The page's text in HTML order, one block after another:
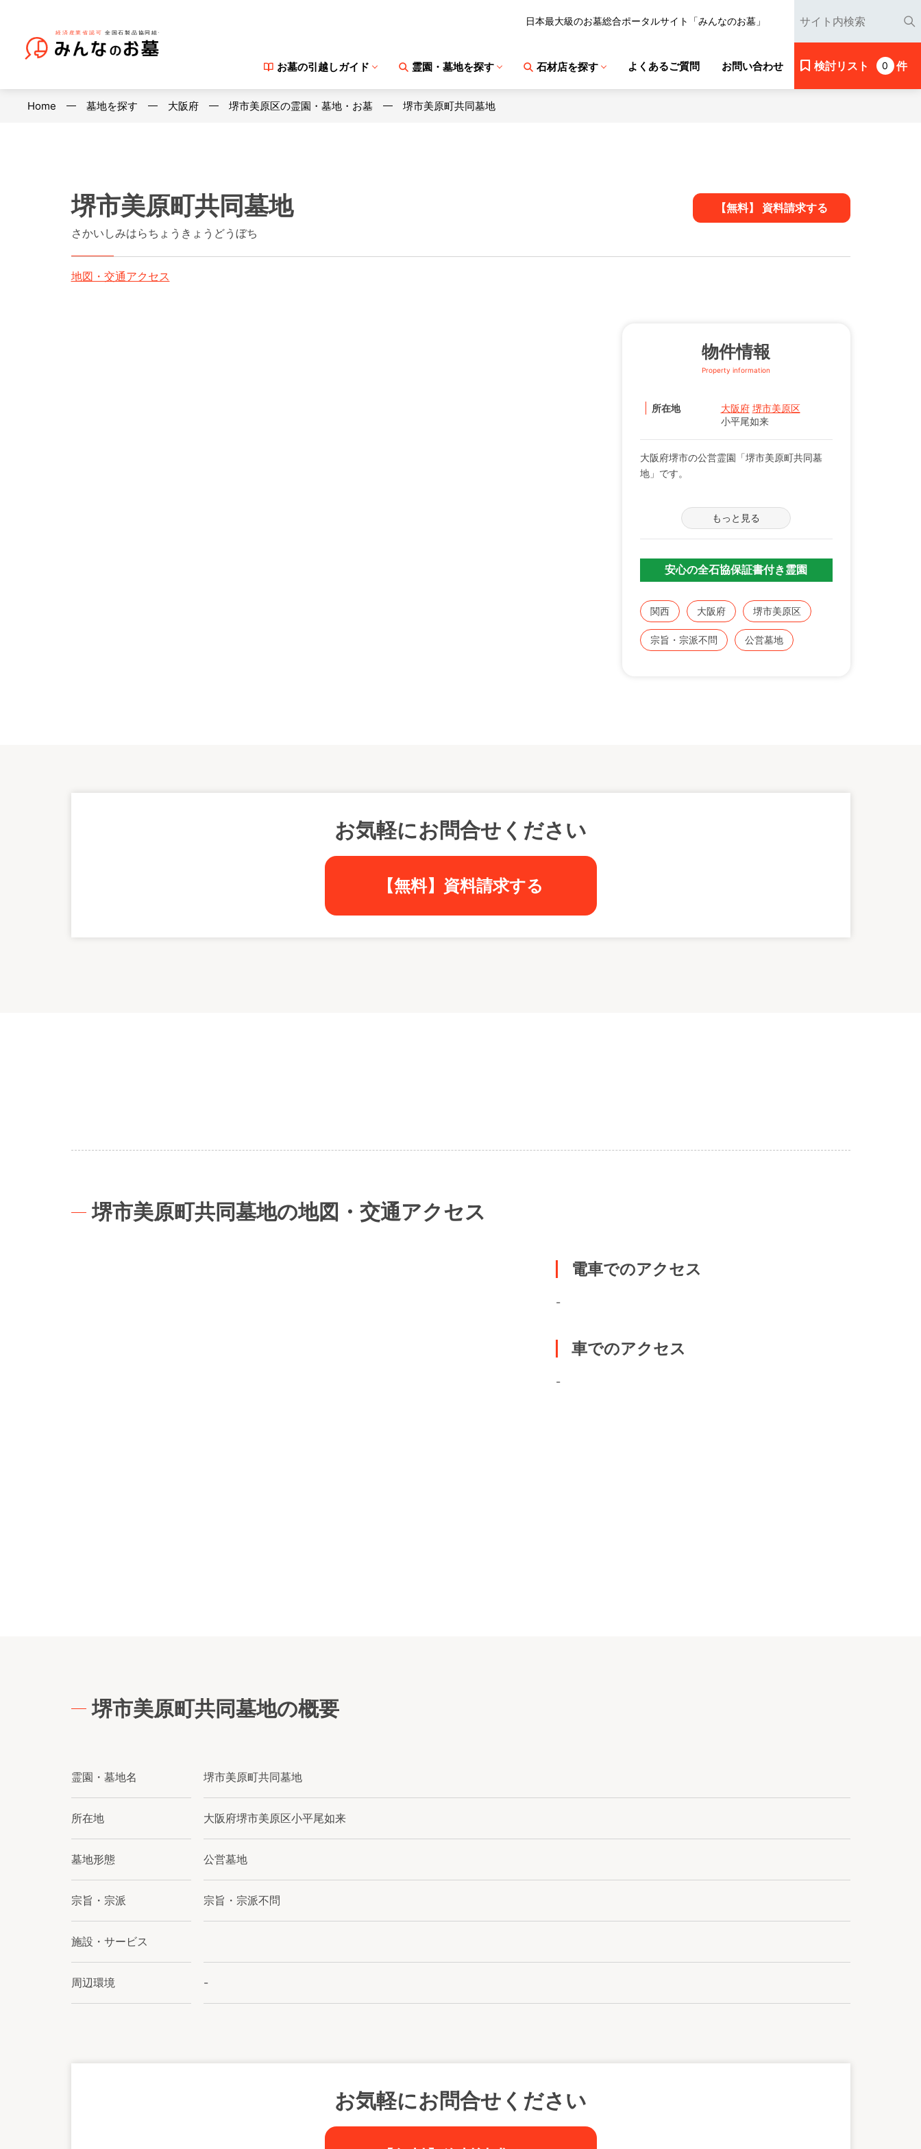
日本最大級のお墓総合ポータルサイト「みんなのお墓」
お墓の引越しガイド 霊園・墓地を探す 石材店を探す よくあるご質問 お問い合わせ 検討リスト 0 件
Home 墓地を探す 大阪府 堺市美原区の霊園・墓地・お墓 堺市美原町共同墓地
堺市美原町共同墓地
さかいしみはらちょうきょうどうぼち
【無料】 資料請求する
地図・交通アクセス
物件情報
Property information
所在地 大阪府 堺市美原区
小平尾如来
大阪府堺市の公営霊園「堺市美原町共同墓
地」です。
【募集の詳細について】
管轄の自治体窓口へお問い合わせください。
※募集は不定期で、申込に際する諸条件がご
既にこちらに区画をお持ちの方で、お持ちの
お墓を建てる、直す、引越すなどをご検討の
方は、専門のスタッフが無料でご相談をお受
けします。
もっと見る
安心の全石協保証書付き霊園
関西 大阪府 堺市美原区
宗旨・宗派不問 公営墓地
お気軽にお問合せください
【無料】資料請求する
堺市美原町共同墓地の地図・交通アクセス
電車でのアクセス
-
車でのアクセス
-
堺市美原町共同墓地の概要
霊園・墓地名 堺市美原町共同墓地
所在地 大阪府堺市美原区小平尾如来
墓地形態 公営墓地
宗旨・宗派 宗旨・宗派不問
施設・サービス
周辺環境 -
お気軽にお問合せください